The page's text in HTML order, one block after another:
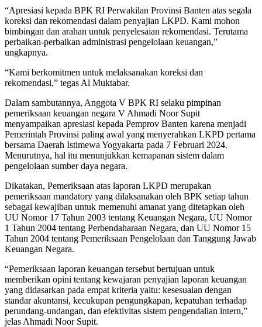
“Apresiasi kepada BPK RI Perwakilan Provinsi Banten atas segala
koreksi dan rekomendasi dalam penyajian LKPD. Kami mohon
bimbingan dan arahan untuk penyelesaian rekomendasi. Terutama
perbaikan-perbaikan administrasi pengelolaan keuangan,”
ungkapnya.
“Kami berkomitmen untuk melaksanakan koreksi dan
rekomendasi,” tegas Al Muktabar.
Dalam sambutannya, Anggota V BPK RI selaku pimpinan
pemeriksaan keuangan negara V Ahmadi Noor Supit
menyampaikan apresiasi kepada Pemprov Banten karena menjadi
Pemerintah Provinsi paling awal yang menyerahkan LKPD pertama
bersama Daerah Istimewa Yogyakarta pada 7 Februari 2024.
Menurutnya, hal itu menunjukkan kemapanan sistem dalam
pengelolaan sumber daya negara.
Dikatakan, Pemeriksaan atas laporan LKPD merupakan
pemeriksaan mandatory yang dilaksanakan oleh BPK setiap tahun
sebagai kewajiban untuk memenuhi amanat yang ditetapkan oleh
UU Nomor 17 Tahun 2003 tentang Keuangan Negara, UU Nomor
1 Tahun 2004 tentang Perbendaharaan Negara, dan UU Nomor 15
Tahun 2004 tentang Pemeriksaan Pengelolaan dan Tanggung Jawab
Keuangan Negara.
“Pemeriksaan laporan keuangan tersebut bertujuan untuk
memberikan opini tentang kewajaran penyajian laporan keuangan
yang didasarkan pada empat kriteria yaitu: kesesuaian dengan
standar akuntansi, kecukupan pengungkapan, kepatuhan terhadap
perundang-undangan, dan efektivitas sistem pengendalian intern,”
jelas Ahmadi Noor Supit.